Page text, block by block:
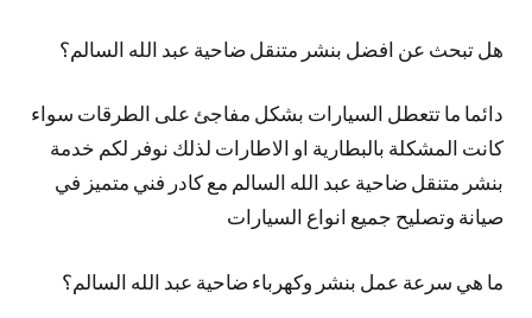
هل تبحث عن افضل بنشر متنقل ضاحية عبد الله السالم؟
دائما ما تتعطل السيارات بشكل مفاجئ على الطرقات سواء
كانت المشكلة بالبطارية او الاطارات لذلك نوفر لكم خدمة
بنشر متنقل ضاحية عبد الله السالم مع كادر فني متميز في
صيانة وتصليح جميع انواع السيارات
ما هي سرعة عمل بنشر وكهرباء ضاحية عبد الله السالم؟